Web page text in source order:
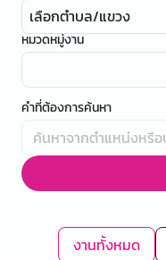
เลือกตำบล/แขวง
หมวดหมู่งาน
คำที่ต้องการค้นหา
งานทั้งหมด